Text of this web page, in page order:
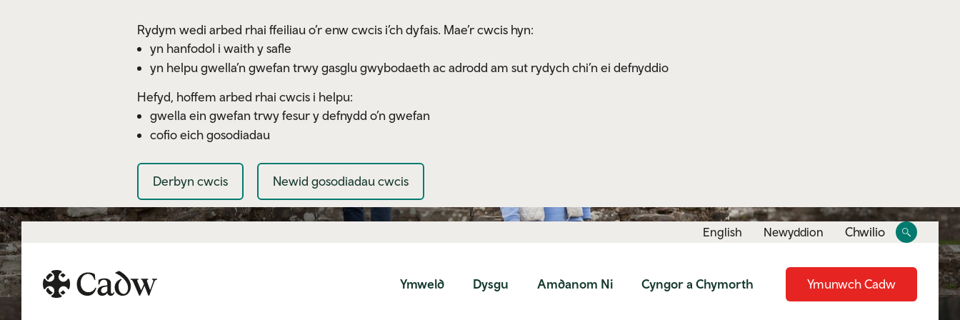
Rydym wedi arbed rhai ffeiliau o’r enw cwcis i’ch dyfais. Mae’r cwcis hyn:
yn hanfodol i waith y safle
yn helpu gwella’n gwefan trwy gasglu gwybodaeth ac adrodd am sut rydych chi’n ei defnyddio
Hefyd, hoffem arbed rhai cwcis i helpu:
gwella ein gwefan trwy fesur y defnydd o’n gwefan
cofio eich gosodiadau
Derbyn cwcis Newid gosodiadau cwcis
English Newyddion Toggle
Chwilio
Toggle
search
Ymweld Dysgu Amdanom Ni Cyngor a Chymorth Ymunwch Cadw